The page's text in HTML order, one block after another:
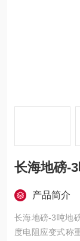
长海地磅-
产品简介
长海地磅-3吨地
度电阻应变式称